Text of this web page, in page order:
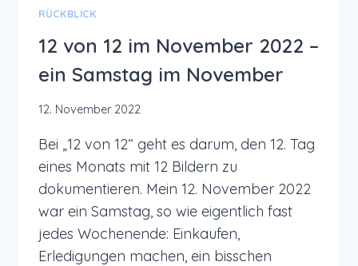
RÜCKBLICK
12 von 12 im November 2022 –
ein Samstag im November
12. November 2022
Bei „12 von 12“ geht es darum, den 12. Tag
eines Monats mit 12 Bildern zu
dokumentieren. Mein 12. November 2022
war ein Samstag, so wie eigentlich fast
jedes Wochenende: Einkaufen,
Erledigungen machen, ein bisschen